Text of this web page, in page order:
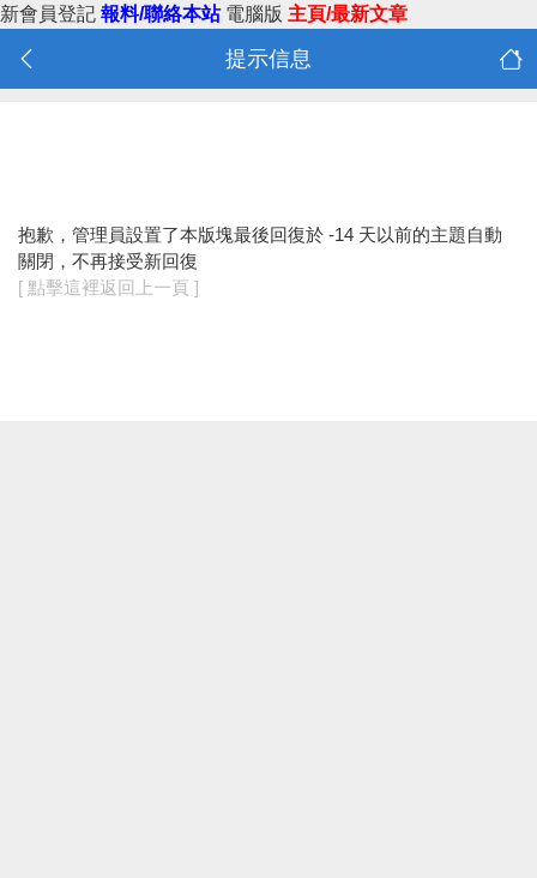
新會員登記 報料/聯絡本站 電腦版 主頁/最新文章
提示信息
抱歉，管理員設置了本版塊最後回復於 -14 天以前的主題自動
關閉，不再接受新回復
[ 點擊這裡返回上一頁 ]